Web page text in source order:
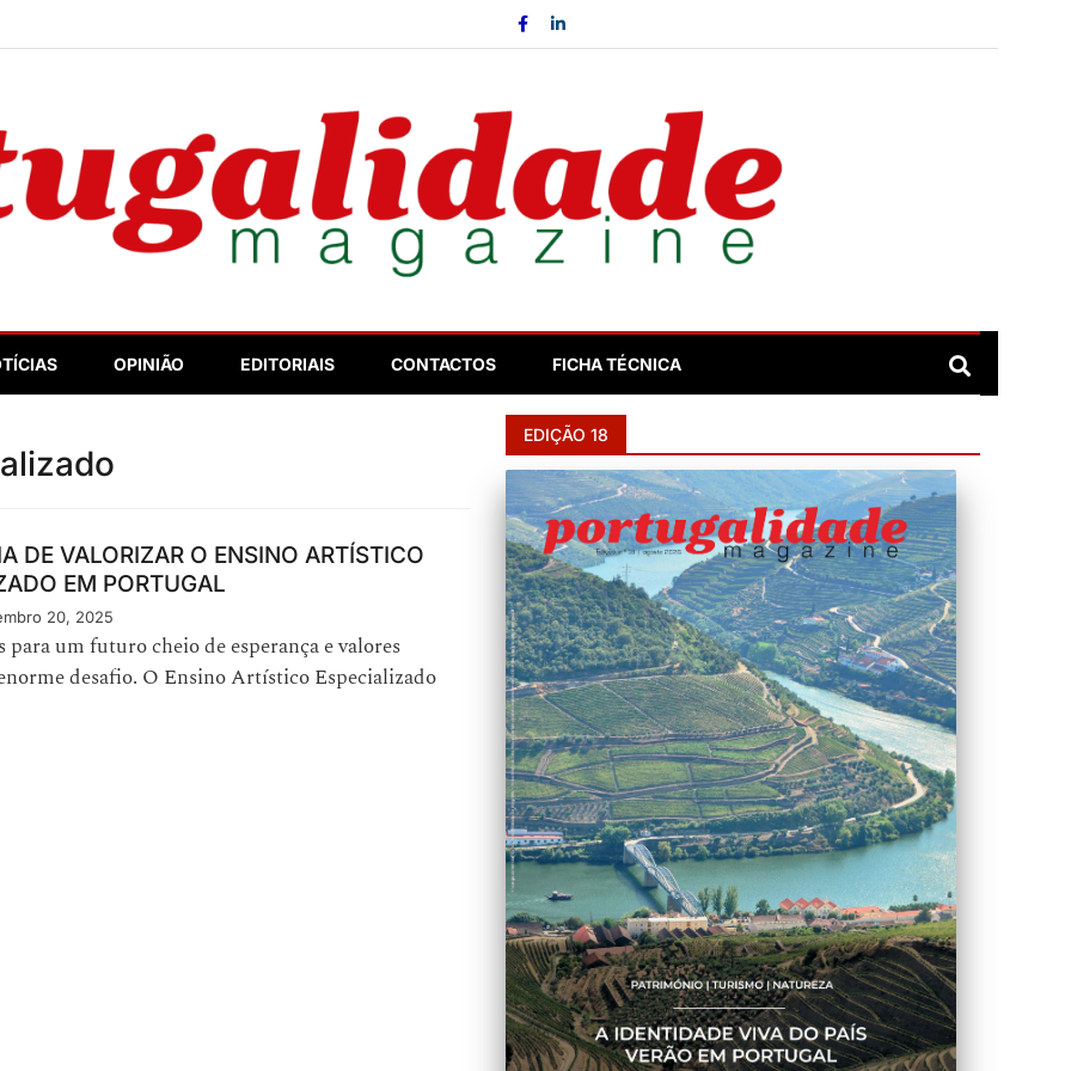
OPINIÃO EDITORIAIS CONTACTOS FICHA TÉCNICA
DE VALORIZAR O ENSINO ARTÍSTICO
EM PORTUGAL
20, 2025
para um futuro cheio de esperança e valores
desafio. O Ensino Artístico Especializado
EDIÇÃO 18